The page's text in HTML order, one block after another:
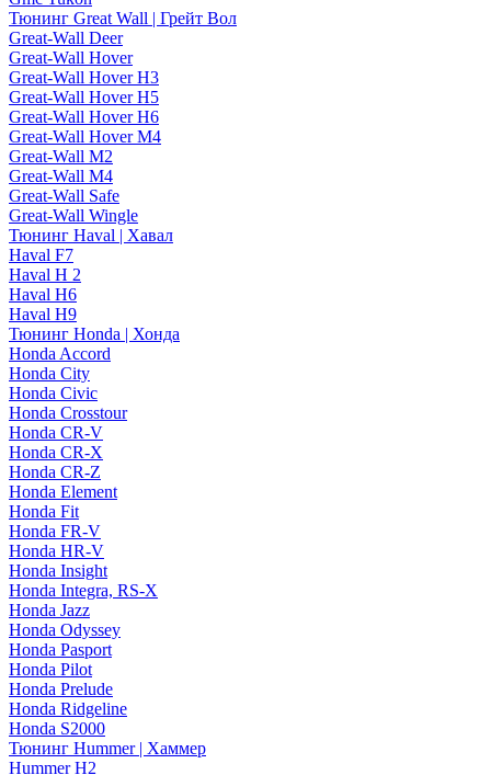
Тюнинг Great Wall | Грейт Вол
Great-Wall Deer
Great-Wall Hover
Great-Wall Hover H3
Great-Wall Hover H5
Great-Wall Hover H6
Great-Wall Hover M4
Great-Wall M2
Great-Wall M4
Great-Wall Safe
Great-Wall Wingle
Тюнинг Haval | Хавал
Haval F7
Haval H 2
Haval H6
Haval H9
Тюнинг Honda | Хонда
Honda Accord
Honda City
Honda Civic
Honda Crosstour
Honda CR-V
Honda CR-X
Honda CR-Z
Honda Element
Honda Fit
Honda FR-V
Honda HR-V
Honda Insight
Honda Integra, RS-X
Honda Jazz
Honda Odyssey
Honda Pasport
Honda Pilot
Honda Prelude
Honda Ridgeline
Honda S2000
Тюнинг Hummer | Хаммер
Hummer H2